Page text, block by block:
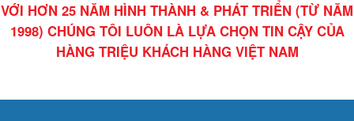
VỚI HƠN 25 NĂM HÌNH THÀNH & PHÁT TRIỂN (TỪ NĂM
1998) CHÚNG TÔI LUÔN LÀ LỰA CHỌN TIN CẬY CỦA
HÀNG TRIỆU KHÁCH HÀNG VIỆT NAM